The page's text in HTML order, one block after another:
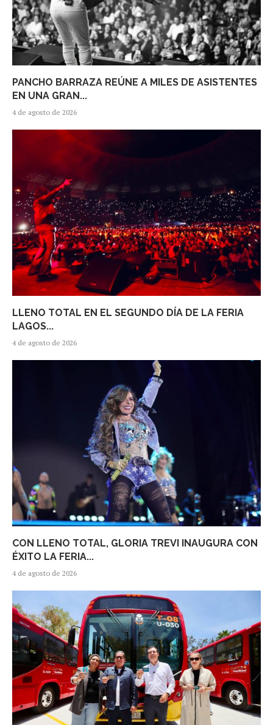
PANCHO BARRAZA REÚNE A MILES DE ASISTENTES
EN UNA GRAN...
4 de agosto de 2026
LLENO TOTAL EN EL SEGUNDO DÍA DE LA FERIA
LAGOS...
4 de agosto de 2026
CON LLENO TOTAL, GLORIA TREVI INAUGURA CON
ÉXITO LA FERIA...
4 de agosto de 2026